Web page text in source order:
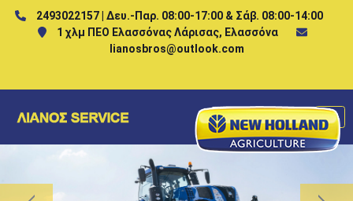
2493022157 | Δευ.-Παρ. 08:00-17:00 & Σάβ. 08:00-14:00
1 χλμ ΠΕΟ Ελασσόνας Λάρισας, Ελασσόνα
lianosbros@outlook.com